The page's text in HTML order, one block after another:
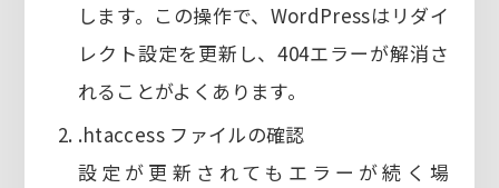
します。この操作で、WordPressはリダイ
レクト設定を更新し、404エラーが解消さ
れることがよくあります。
.htaccess ファイルの確認
設定が更新されてもエラーが続く場